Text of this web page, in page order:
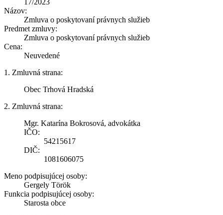
17/2023
Názov:
Zmluva o poskytovaní právnych služieb
Predmet zmluvy:
Zmluva o poskytovaní právnych služieb
Cena:
Neuvedené
1. Zmluvná strana:
Obec Trhová Hradská
2. Zmluvná strana:
Mgr. Katarína Bokrosová, advokátka
IČO:
54215617
DIČ:
1081606075
Meno podpisujúcej osoby:
Gergely Török
Funkcia podpisujúcej osoby:
Starosta obce